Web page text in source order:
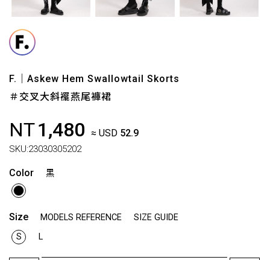
F.｜Askew Hem Swallowtail Skorts
＃交叉大斜襬燕尾褲裙
NT1,480 ≈ USD 52.9
SKU:23030305202
Color 黑
Size MODELS REFERENCE
SIZE GUIDE
S
L